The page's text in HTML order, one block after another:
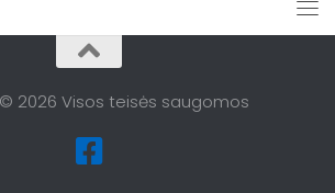
2026 Visos teisės saugomos